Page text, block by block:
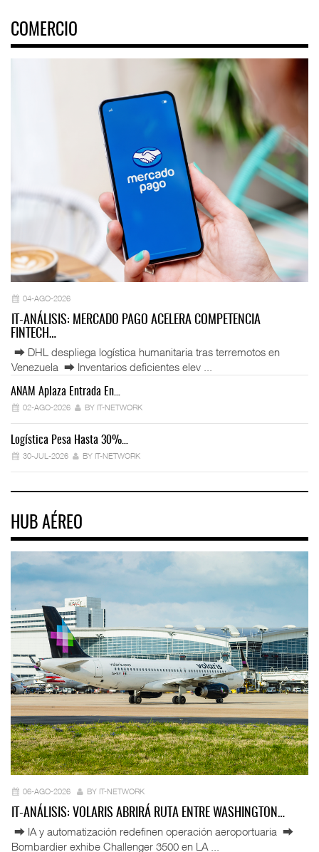
COMERCIO
04-AGO-2026
IT-ANÁLISIS: MERCADO PAGO ACELERA COMPETENCIA
FINTECH…
⮕ DHL despliega logística humanitaria tras terremotos en
Venezuela ⮕ Inventarios deficientes elev ...
ANAM Aplaza Entrada En…
02-AGO-2026 BY IT-NETWORK
Logística Pesa Hasta 30%…
30-JUL-2026 BY IT-NETWORK
HUB AÉREO
06-AGO-2026 BY IT-NETWORK
IT-ANÁLISIS: VOLARIS ABRIRÁ RUTA ENTRE WASHINGTON…
⮕ IA y automatización redefinen operación aeroportuaria ⮕
Bombardier exhibe Challenger 3500 en LA ...